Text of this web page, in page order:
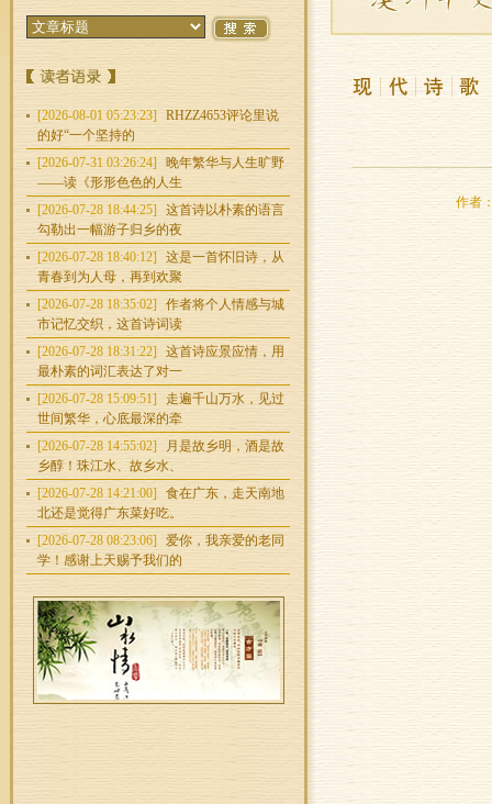
[2026-08-01 05:23:23]
RHZZ4653评论里说
的好“一个坚持的
[2026-07-31 03:26:24]
晚年繁华与人生旷野
——读《形形色色的人生
[2026-07-28 18:44:25]
这首诗以朴素的语言
勾勒出一幅游子归乡的夜
[2026-07-28 18:40:12]
这是一首怀旧诗，从
青春到为人母，再到欢聚
[2026-07-28 18:35:02]
作者将个人情感与城
市记忆交织，这首诗词读
[2026-07-28 18:31:22]
这首诗应景应情，用
最朴素的词汇表达了对一
[2026-07-28 15:09:51]
走遍千山万水，见过
世间繁华，心底最深的牵
[2026-07-28 14:55:02]
月是故乡明，酒是故
乡醇！珠江水、故乡水、
[2026-07-28 14:21:00]
食在广东，走天南地
北还是觉得广东菜好吃。
[2026-07-28 08:23:06]
爱你，我亲爱的老同
学！感谢上天赐予我们的
作者